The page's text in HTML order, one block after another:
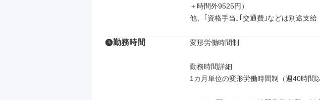
＋時間外9525円）
他、｢資格手当｣｢交通費｣などは別途支給
勤務時間 変形労働時間制
勤務時間詳細
1カ月単位の変形労働時間制（週40時間以